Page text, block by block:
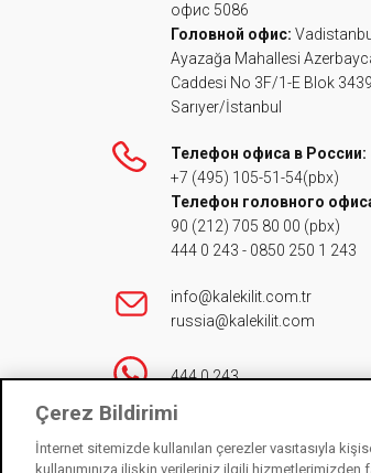
офис 5086
Головной офис:
Ayazağa Mahallesi
Caddesi No 3F/1-E Blok
Sarıyer/İstanbul
Телефон офиса в России:
+7 (495) 105-51-54(pbx)
Телефон головного
90 (212) 705 80 00 (pbx)
444 0 243 - 0850 250 1 243
info@kalekilit.com.tr
russia@kalekilit.com
444 0 243
Контакты
Çerez Bildirimi
İnternet sitemizde kullanılan çerezler vasıtasıyla
kullanımınıza ilişkin verileriniz ilgili